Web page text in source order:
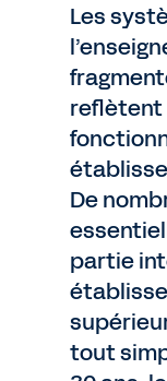
Les
reflètent
De
partie
tout